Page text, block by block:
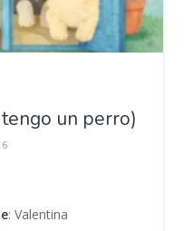
un perro)
: Valentina